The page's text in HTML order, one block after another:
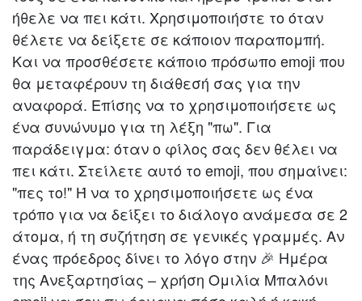
ήθελε να πει κάτι. Χρησιμοποιήστε το όταν
θέλετε να δείξετε σε κάποιον παραπομπή.
Και να προσθέσετε κάποιο πρόσωπο emoji που
θα μεταφέρουν τη διάθεσή σας για την
αναφορά. Επίσης να το χρησιμοποιήσετε ως
ένα συνώνυμο για τη λέξη "πω". Για
παράδειγμα: όταν ο φίλος σας δεν θέλει να
πει κάτι. Στείλετε αυτό το emoji, που σημαίνει:
"πες το!" Ή να το χρησιμοποιήσετε ως ένα
τρόπο για να δείξει το διάλογο ανάμεσα σε 2
άτομα, ή τη συζήτηση σε γενικές γραμμές. Αν
ένας πρόεδρος δίνει το λόγο στην 🎉 Ημέρα
της Ανεξαρτησίας – χρήση Ομιλία Μπαλόνι